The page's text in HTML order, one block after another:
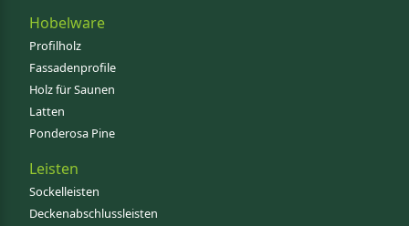
Hobelware
Profilholz
Fassadenprofile
Holz für Saunen
Latten
Ponderosa Pine
Leisten
Sockelleisten
Deckenabschlussleisten